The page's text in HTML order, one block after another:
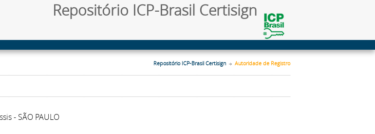
Repositório ICP-Brasil Certisign
Repositório ICP-Brasil Certisign Autoridade de Registro
- SÃO PAULO